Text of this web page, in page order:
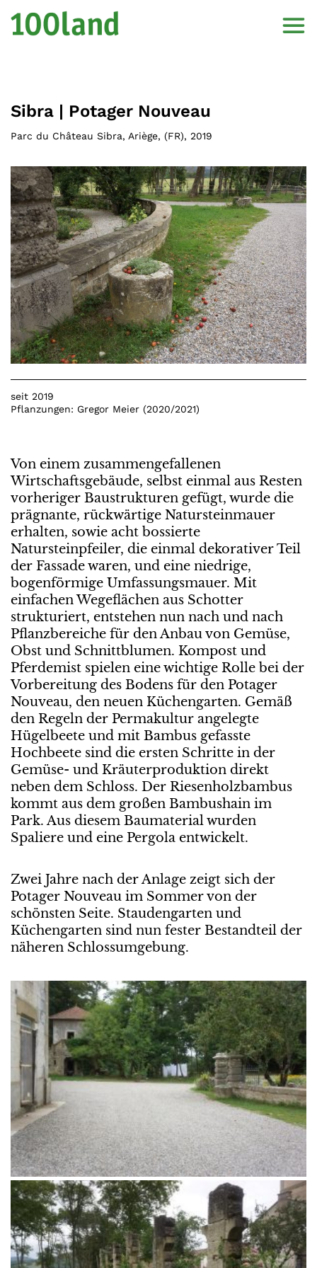
Sibra | Potager Nouveau
Parc du Château Sibra, Ariège, (FR), 2019
seit 2019
Pflanzungen: Gregor Meier (2020/2021)
Von einem zusammengefallenen
Wirtschaftsgebäude, selbst einmal aus Resten
vorheriger Baustrukturen gefügt, wurde die
prägnante, rückwärtige Natursteinmauer
erhalten, sowie acht bossierte
Natursteinpfeiler, die einmal dekorativer Teil
der Fassade waren, und eine niedrige,
bogenförmige Umfassungsmauer. Mit
einfachen Wegeflächen aus Schotter
strukturiert, entstehen nun nach und nach
Pflanzbereiche für den Anbau von Gemüse,
Obst und Schnittblumen. Kompost und
Pferdemist spielen eine wichtige Rolle bei der
Vorbereitung des Bodens für den Potager
Nouveau, den neuen Küchengarten. Gemäß
den Regeln der Permakultur angelegte
Hügelbeete und mit Bambus gefasste
Hochbeete sind die ersten Schritte in der
Gemüse- und Kräuterproduktion direkt
neben dem Schloss. Der Riesenholzbambus
kommt aus dem großen Bambushain im
Park. Aus diesem Baumaterial wurden
Spaliere und eine Pergola entwickelt.
Zwei Jahre nach der Anlage zeigt sich der
Potager Nouveau im Sommer von der
schönsten Seite. Staudengarten und
Küchengarten sind nun fester Bestandteil der
näheren Schlossumgebung.